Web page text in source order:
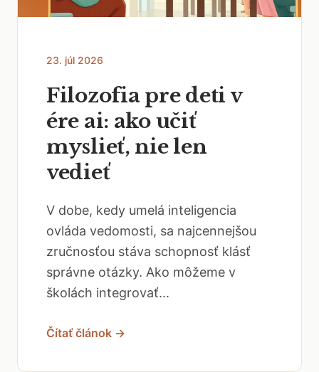
23. júl 2026
Filozofia pre deti v
ére ai: ako učiť
myslieť, nie len
vedieť
V dobe, kedy umelá inteligencia
ovláda vedomosti, sa najcennejšou
zručnosťou stáva schopnosť klásť
správne otázky. Ako môžeme v
školách integrovať...
Čítať článok →